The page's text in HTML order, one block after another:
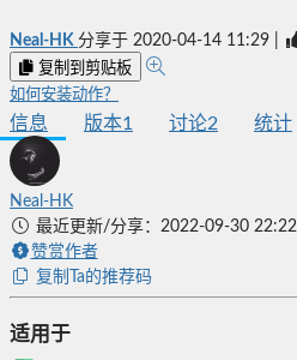
Neal-HK 分享于 2020-04-14 11:29
复制到剪贴板
如何安装动作？
信息 版本1 讨论2 统计
Neal-HK
最近更新/分享：2022-09-30 22:22
赞赏作者
复制Ta的推荐码
适用于